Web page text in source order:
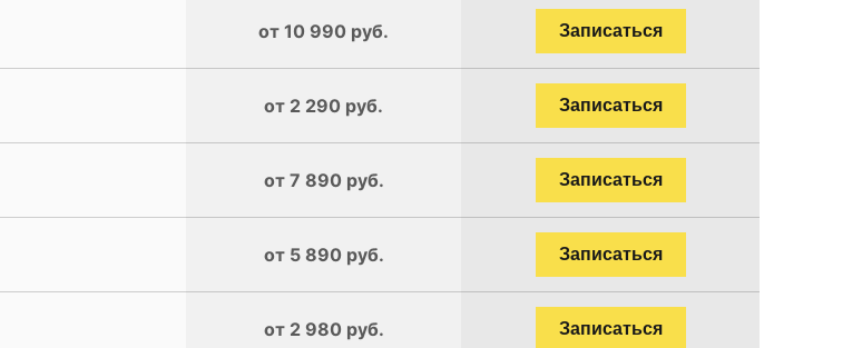
от 10 990 руб. Записаться
от 2 290 руб. Записаться
от 7 890 руб. Записаться
от 5 890 руб. Записаться
от 2 980 руб. Записаться